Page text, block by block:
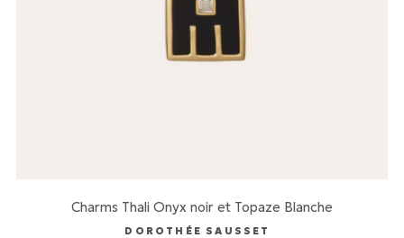
Charms Thali Onyx noir et Topaze Blanche
DOROTHÉE SAUSSET